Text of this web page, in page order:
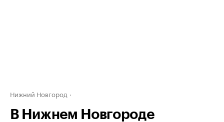
Нижний Новгород
В Нижнем Новгороде